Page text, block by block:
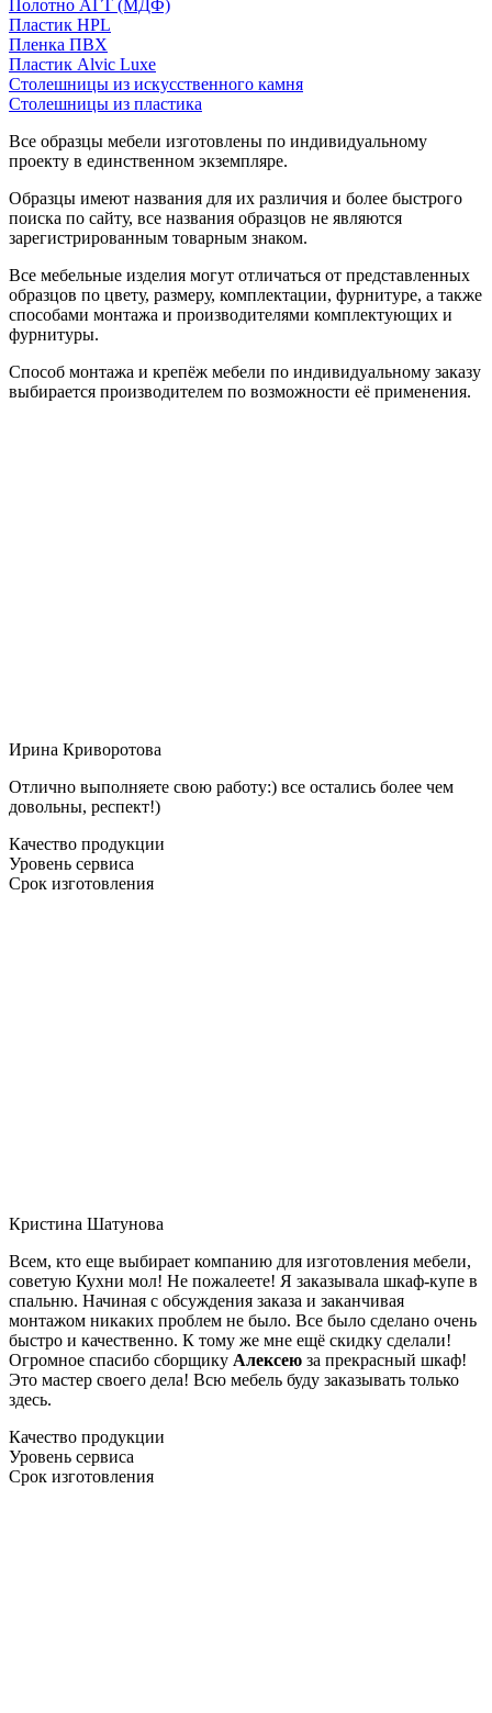
Полотно АГТ (МДФ)
Пластик HPL
Пленка ПВХ
Пластик Alvic Luxe
Столешницы из искусственного камня
Столешницы из пластика
Все образцы мебели изготовлены по индивидуальному
проекту в единственном экземпляре.
Образцы имеют названия для их различия и более быстрого
поиска по сайту, все названия образцов не являются
зарегистрированным товарным знаком.
Все мебельные изделия могут отличаться от представленных
образцов по цвету, размеру, комплектации, фурнитуре, а также
способами монтажа и производителями комплектующих и
фурнитуры.
Способ монтажа и крепёж мебели по индивидуальному заказу
выбирается производителем по возможности её применения.
Ирина Криворотова
Отлично выполняете свою работу:) все остались более чем
довольны, респект!)
Качество продукции
Уровень сервиса
Срок изготовления
Кристина Шатунова
Всем, кто еще выбирает компанию для изготовления мебели,
советую Кухни мол! Не пожалеете! Я заказывала шкаф-купе в
спальню. Начиная с обсуждения заказа и заканчивая
монтажом никаких проблем не было. Все было сделано очень
быстро и качественно. К тому же мне ещё скидку сделали!
Огромное спасибо сборщику Алексею за прекрасный шкаф!
Это мастер своего дела! Всю мебель буду заказывать только
здесь.
Качество продукции
Уровень сервиса
Срок изготовления